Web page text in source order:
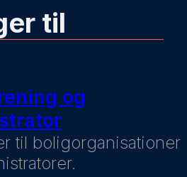
til
og
til boligorganisationer